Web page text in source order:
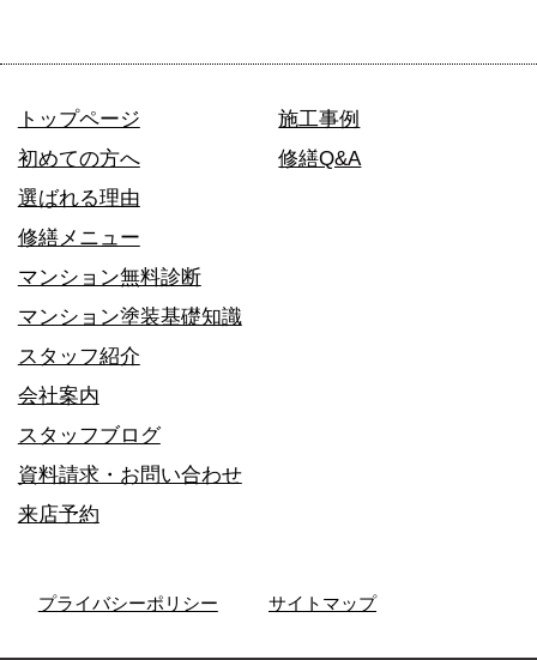
トップページ
初めての方へ
選ばれる理由
修繕メニュー
マンション無料診断
マンション塗装基礎知識
施工事例
修繕Q&A
スタッフ紹介
会社案内
スタッフブログ
資料請求・お問い合わせ
来店予約
プライバシーポリシー サイトマップ